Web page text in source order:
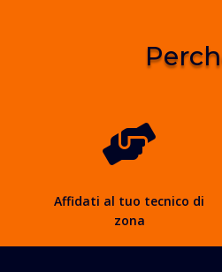

Affidati al tuo tecnico di
zona